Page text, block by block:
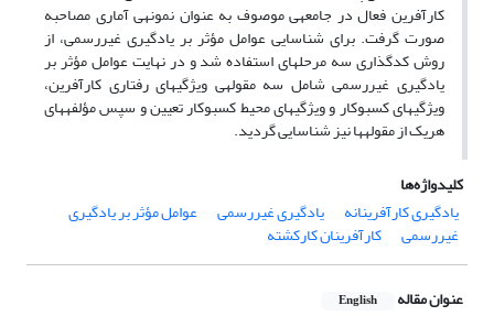
کارآفرین فعال در جامعه‏ی موصوف به عنوان نمونه‏ی آماری مصاحبه
صورت گرفت. برای شناسایی عوامل مؤثر بر یادگیری غیررسمی، از
روش کدگذاری سه مرحله‏ای استفاده شد و در نهایت عوامل مؤثر بر
یادگیری غیررسمی شامل سه مقولهی ویژگیهای رفتاری کارآفرین،
ویژگیهای کسب‏و‏کار و ویژگیهای محیط کسب‏وکار تعیین و سپس مؤلفههای
هریک از مقولهها نیز شناسایی گردید.
کلیدواژه‌ها
یادگیری کارآفرینانه
یادگیری غیررسمی عوامل مؤثر بر یادگیری
غیررسمی کارآفرینان کارکشته
عنوان مقاله English